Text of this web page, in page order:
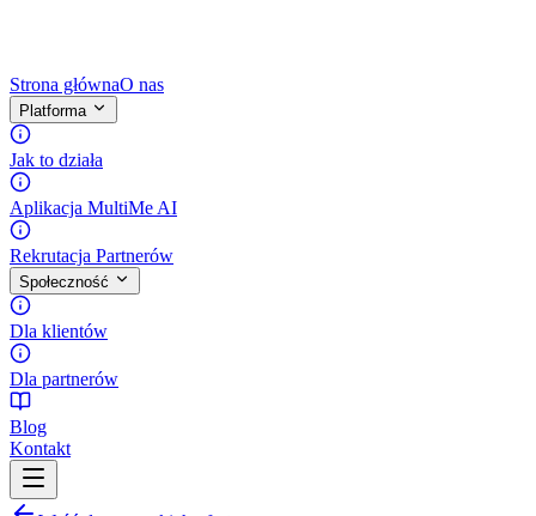
Strona głównaO nas
Platforma
Jak to działa
Aplikacja MultiMe AI
Rekrutacja Partnerów
Społeczność
Dla klientów
Dla partnerów
Blog
Kontakt